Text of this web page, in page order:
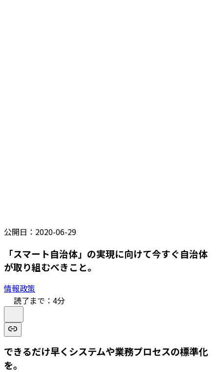
公開日： 2020-06-29
「スマート自治体」の実現に向けて今すぐ自治体
が取り組むべきこと。
情報政策
読了まで： 4分
できるだけ早くシステムや業務プロセスの標準化
を。